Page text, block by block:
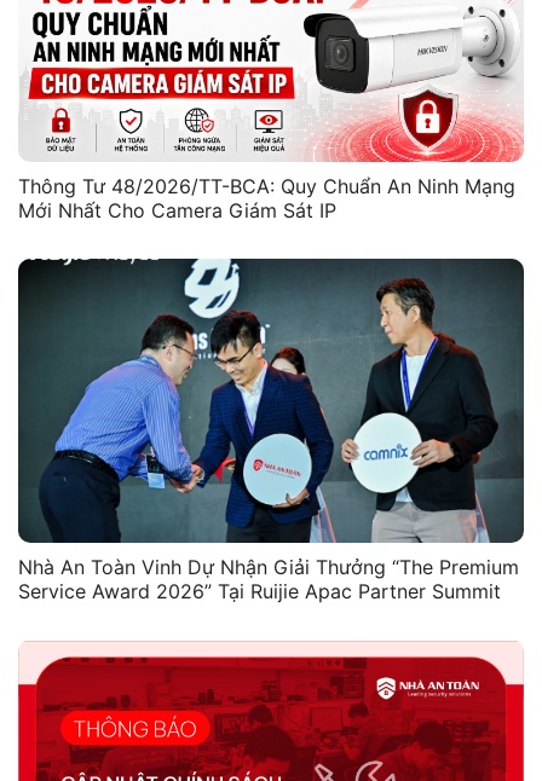
Thông Tư 48/2026/TT-BCA: Quy Chuẩn An Ninh Mạng
Mới Nhất Cho Camera Giám Sát IP
Nhà An Toàn Vinh Dự Nhận Giải Thưởng “The Premium
Service Award 2026” Tại Ruijie Apac Partner Summit